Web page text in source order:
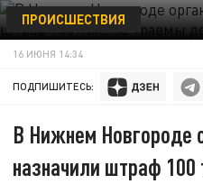
ПРОИСШЕСТВИЯ
16 ИЮНЯ 14:34
ПОДПИШИТЕСЬ:
В Нижнем Новгороде
назначили штраф